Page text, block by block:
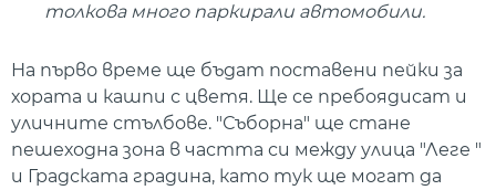
толкова много паркирали автомобили.
На първо време ще бъдат поставени пейки за
хората и кашпи с цветя. Ще се пребоядисат и
уличните стълбове. "Съборна" ще стане
пешеходна зона в частта си между улица "Леге "
и Градската градина, като тук ще могат да